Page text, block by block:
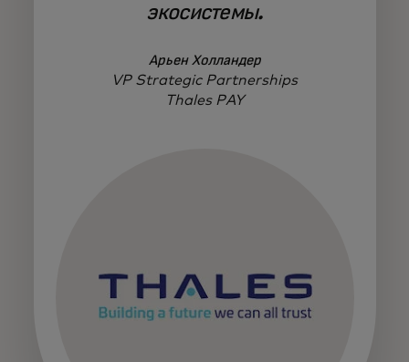
экосистемы.
Арьен Холландер
VP Strategic Partnerships
Thales PAY